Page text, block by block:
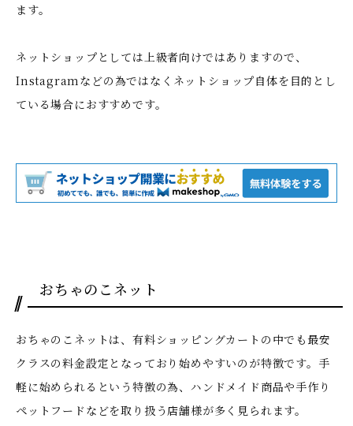
ます。
ネットショップとしては上級者向けではありますので、
Instagramなどの為ではなくネットショップ自体を目的とし
ている場合におすすめです。
おちゃのこネット
おちゃのこネットは、有料ショッピングカートの中でも最安
クラスの料金設定となっており始めやすいのが特徴です。手
軽に始められるという特徴の為、ハンドメイド商品や手作り
ペットフードなどを取り扱う店舗様が多く見られます。